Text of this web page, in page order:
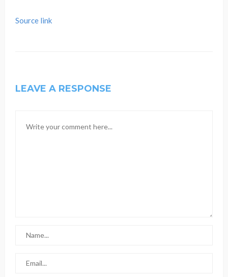
Source link
LEAVE A RESPONSE